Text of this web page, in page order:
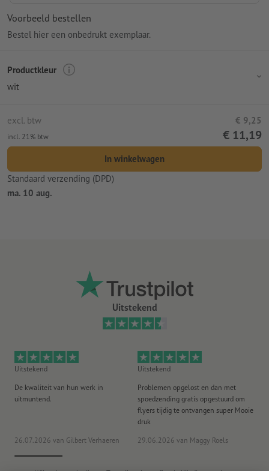
Voorbeeld bestellen
Bestel hier een onbedrukt exemplaar.
Productkleur
wit
excl. btw € 9,25
incl. 21% btw € 11,19
In winkelwagen
Standaard verzending (DPD)
ma. 10 aug.
Uitstekend
Uitstekend
De kwaliteit van hun werk in
uitmuntend.
26.07.2026 van Gilbert Verhaeren
Uitstekend
Problemen opgelost en dan met
spoedzending gratis opgestuurd om
flyers tijdig te ontvangen super Mooie
druk
29.06.2026 van Maggy Roels